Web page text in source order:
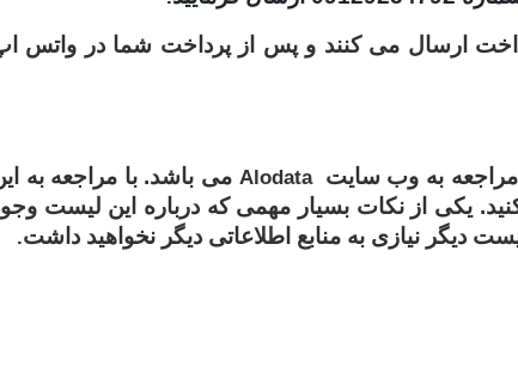
ارسال می کنند و پس از پرداخت شما در واتس
مراجعه به وب سایت Alodata می باشد. با مراجعه به
یکی از نکات بسیار مهمی که درباره این لیست
دیگر نیازی به منابع اطلاعاتی دیگر نخواهید داشت.